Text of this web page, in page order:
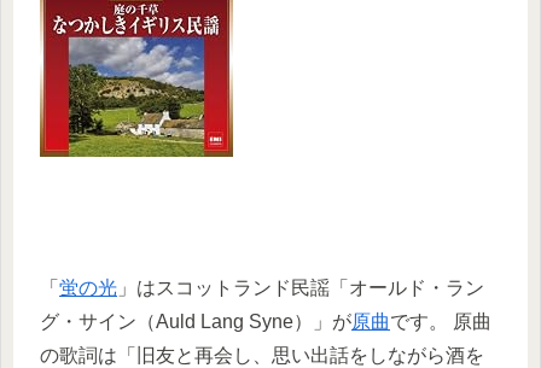
「 蛍の光 」はスコットランド民謡「オールド・ラン
グ・サイン（Auld Lang Syne）」が原曲です。 原曲
の歌詞は「旧友と再会し、思い出話をしながら酒を